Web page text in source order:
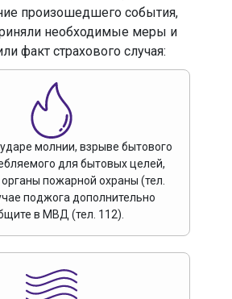
произошедшего события,
необходимые меры и
факт страхового случая:
молнии, взрыве бытового
для бытовых целей,
пожарной охраны (тел.
поджога дополнительно
в МВД (тел. 112).